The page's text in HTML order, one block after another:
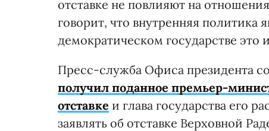
отставке не повлияют на
говорит, что внутренняя политика
демократическом государстве это
Пресс-служба Офиса президента
получил поданное премьер-
отставке и глава государства его
заявлять об отставке Верховной